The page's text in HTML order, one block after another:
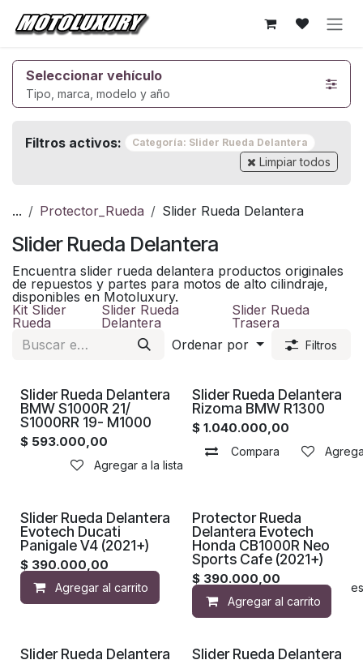
Ir al contenido
Seleccionar vehículo
Tipo, marca, modelo y año
Filtros activos: Categoría: Slider Rueda Delantera
Limpiar todos
... Protector_Rueda Slider Rueda Delantera
Slider Rueda Delantera
Encuentra slider rueda delantera productos originales
de repuestos y partes para motos de alto cilindraje,
disponibles en Motoluxury.
Kit Slider
Rueda
Slider Rueda
Delantera
Slider Rueda
Trasera
Ordenar por
Filtros
Slider Rueda Delantera
BMW S1000R 21/
S1000RR 19- M1000
$ 593.000,00
Agregar a la lista de deseos
Slider Rueda Delantera
Rizoma BMW R1300
$1.040.000,00
Compara
Slider Rueda Delantera
Evotech Ducati
Panigale V4 (2021+)
$ 390.000,00
Agregar al carrito Agregar a la lista de
Protector Rueda
Delantera Evotech
Honda CB1000R Neo
Sports Cafe (2021+)
$ 390.000,00
Agregar al carrito
Slider Rueda Delantera
Slider Rueda Delantera